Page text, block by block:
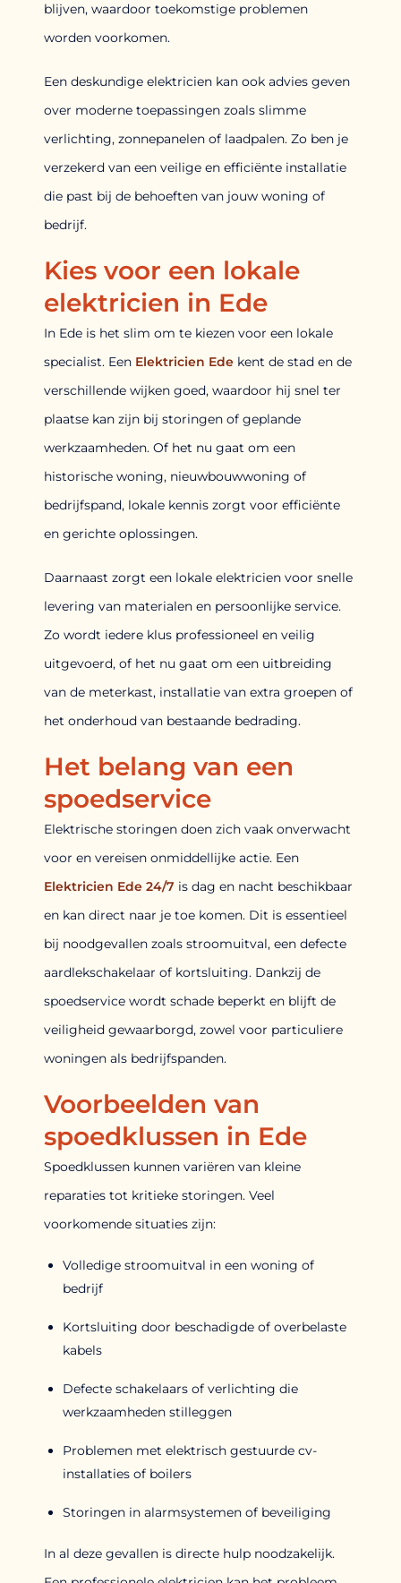
blijven, waardoor toekomstige problemen
worden voorkomen.
Een deskundige elektricien kan ook advies geven
over moderne toepassingen zoals slimme
verlichting, zonnepanelen of laadpalen. Zo ben je
verzekerd van een veilige en efficiënte installatie
die past bij de behoeften van jouw woning of
bedrijf.
Kies voor een lokale
elektricien in Ede
In Ede is het slim om te kiezen voor een lokale
specialist. Een Elektricien Edekent de stad en de
verschillende wijken goed, waardoor hij snel ter
plaatse kan zijn bij storingen of geplande
werkzaamheden. Of het nu gaat om een
historische woning, nieuwbouwwoning of
bedrijfspand, lokale kennis zorgt voor efficiënte
en gerichte oplossingen.
Daarnaast zorgt een lokale elektricien voor snelle
levering van materialen en persoonlijke service.
Zo wordt iedere klus professioneel en veilig
uitgevoerd, of het nu gaat om een uitbreiding
van de meterkast, installatie van extra groepen of
het onderhoud van bestaande bedrading.
Het belang van een
spoedservice
Elektrische storingen doen zich vaak onverwacht
voor en vereisen onmiddellijke actie. Een
Elektricien Ede 24/7 is dag en nacht beschikbaar
en kan direct naar je toe komen. Dit is essentieel
bij noodgevallen zoals stroomuitval, een defecte
aardlekschakelaar of kortsluiting. Dankzij de
spoedservice wordt schade beperkt en blijft de
veiligheid gewaarborgd, zowel voor particuliere
woningen als bedrijfspanden.
Voorbeelden van
spoedklussen in Ede
Spoedklussen kunnen variëren van kleine
reparaties tot kritieke storingen. Veel
voorkomende situaties zijn:
Volledige stroomuitval in een woning of
bedrijf
Kortsluiting door beschadigde of overbelaste
kabels
Defecte schakelaars of verlichting die
werkzaamheden stilleggen
Problemen met elektrisch gestuurde cv-
installaties of boilers
Storingen in alarmsystemen of beveiliging
In al deze gevallen is directe hulp noodzakelijk.